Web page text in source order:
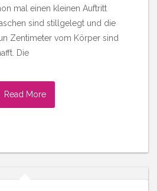
mal einen kleinen Auftritt
sind stillgelegt und die
Zentimeter vom Körper sind
Die
Read More